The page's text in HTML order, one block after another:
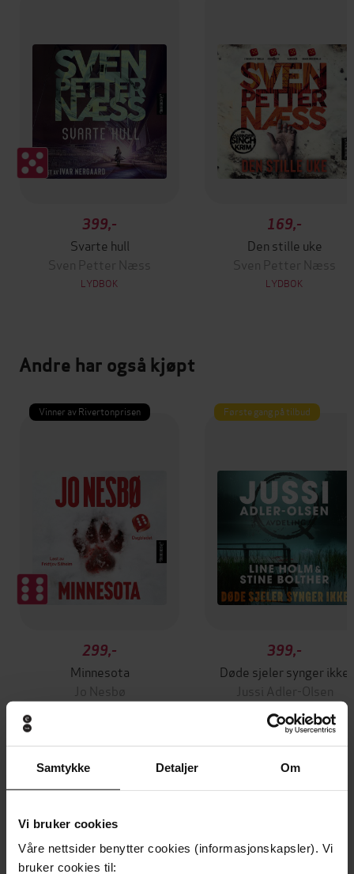
Samtykke Detaljer Om
Vi bruker cookies
Våre nettsider benytter cookies (informasjonskapsler). Vi
bruker cookies til:
399,-
Svarte hull
Sven Petter Næss
LYDBOK
169,-
Den stille uke
Sven Petter Næss
LYDBOK
Andre har også kjøpt
Vinner av Rivertonprisen
299,-
Minnesota
Jo Nesbø
Første gang på tilbud
399,-
Døde sjeler synger ikke
Jussi Adler-Olsen
Undertittel kriminalroman
Forfattere Sven Petter Næss
Nergaard(innleser)